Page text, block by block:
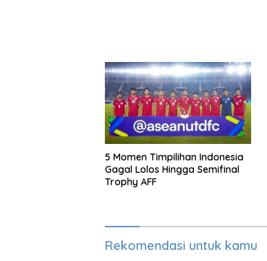
5 Momen Timpilihan Indonesia
Gagal Lolos Hingga Semifinal
Trophy AFF
Rekomendasi untuk kamu